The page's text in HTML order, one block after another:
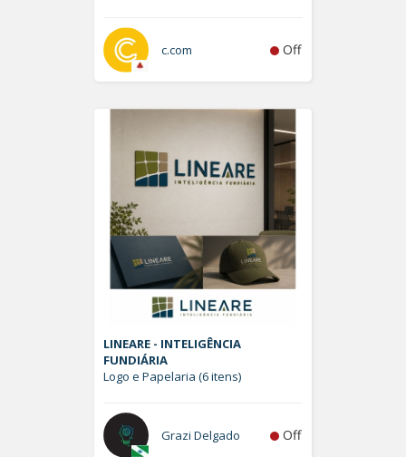
c.com Off
LINEARE - INTELIGÊNCIA
FUNDIÁRIA
Logo e Papelaria (6 itens)
Grazi Delgado Off